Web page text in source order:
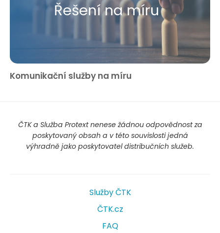
Řešení na míru
Komunikační služby na míru
ČTK a Služba Protext nenese žádnou odpovědnost za
poskytovaný obsah a v této souvislosti jedná
výhradně jako poskytovatel distribučních služeb.
Služby ČTK
ČTK.cz
FAQ